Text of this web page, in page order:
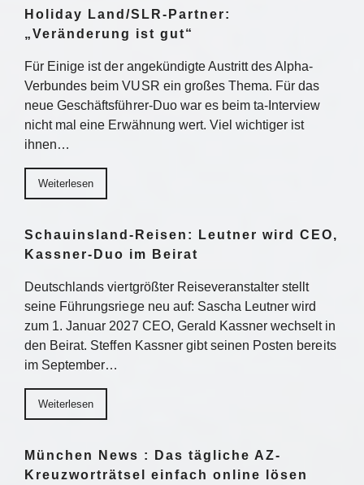
Holiday Land/SLR-Partner:
„Veränderung ist gut“
Für Einige ist der angekündigte Austritt des Alpha-
Verbundes beim VUSR ein großes Thema. Für das
neue Geschäftsführer-Duo war es beim ta-Interview
nicht mal eine Erwähnung wert. Viel wichtiger ist
ihnen…
Weiterlesen
Schauinsland-Reisen: Leutner wird CEO,
Kassner-Duo im Beirat
Deutschlands viertgrößter Reiseveranstalter stellt
seine Führungsriege neu auf: Sascha Leutner wird
zum 1. Januar 2027 CEO, Gerald Kassner wechselt in
den Beirat. Steffen Kassner gibt seinen Posten bereits
im September…
Weiterlesen
München News : Das tägliche AZ-
Kreuzworträtsel einfach online lösen